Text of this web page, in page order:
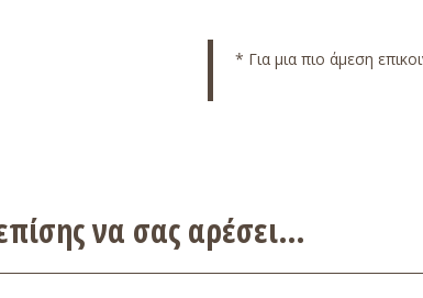
* Για μια πιο άμεση
να σας αρέσει…